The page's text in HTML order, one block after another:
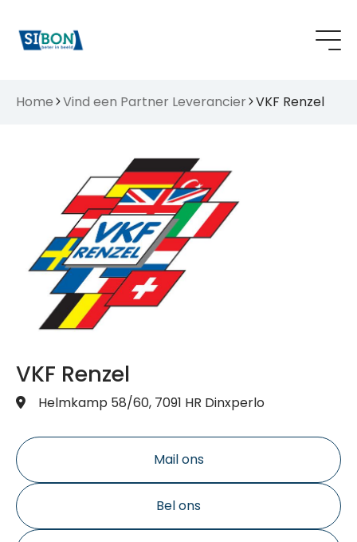
Home Vind een Partner Leverancier VKF Renzel
VKF Renzel
Helmkamp 58/60, 7091 HR Dinxperlo
Mail ons
Bel ons